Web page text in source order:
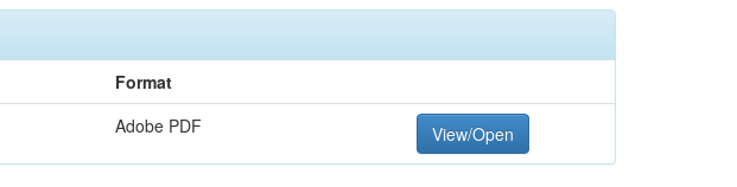
Format
Adobe PDF View/Open